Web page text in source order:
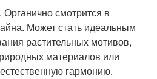
смотрится в
Может стать идеальным
растительных мотивов,
материалов или
гармонию.